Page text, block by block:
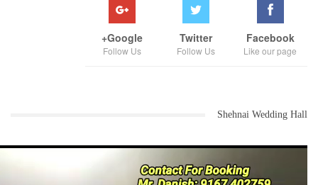
Facebook
Like our page
Twitter
Follow Us
Google+
Follow Us
Shehnai Wedding Hall